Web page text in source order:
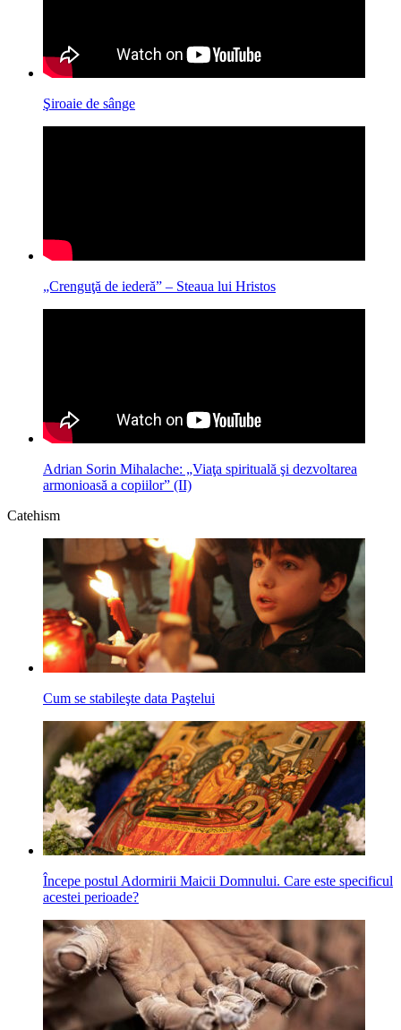
Şiroaie de sânge
„Crenguţă de iederă” – Steaua lui Hristos
Adrian Sorin Mihalache: „Viaţa spirituală şi dezvoltarea
armonioasă a copiilor” (II)
Catehism
Cum se stabileşte data Paştelui
Începe postul Adormirii Maicii Domnului. Care este specificul
acestei perioade?